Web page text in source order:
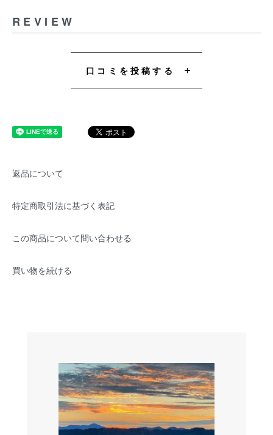
REVIEW
口コミを投稿する
返品について
特定商取引法に基づく表記
この商品について問い合わせる
買い物を続ける